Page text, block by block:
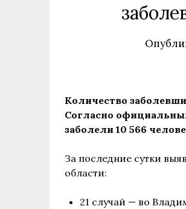
Количество
Согласно
заболели 10 566
За последние сутки
области:
21 случай — во